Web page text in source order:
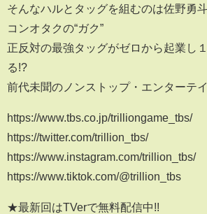
そんなハルとタッグを組むのは佐野勇
コンオタクの“ガク”
正反対の最強タッグがゼロから起業し
る!?
前代未聞のノンストップ・エンターテ
https://www.tbs.co.jp/trilliongame_tbs/
https://twitter.com/trillion_tbs/
https://www.instagram.com/trillion_tbs/
https://www.tiktok.com/@trillion_tbs
★最新回はTVerで無料配信中!!